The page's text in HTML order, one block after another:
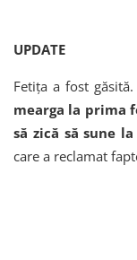
UPDATE
Fetița a fost găsită.
mearga la prima
să zică să sune
care a reclamat